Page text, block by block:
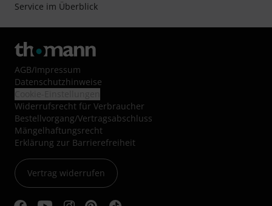
Service im Überblick
AGB/Impressum
Datenschutzhinweise
Widerrufsrecht für Verbraucher
Bestellvorgang/Vertragsabschluss
Mängelhaftungsrecht
Erklärung zur Barrierefreiheit
Vertrag widerrufen